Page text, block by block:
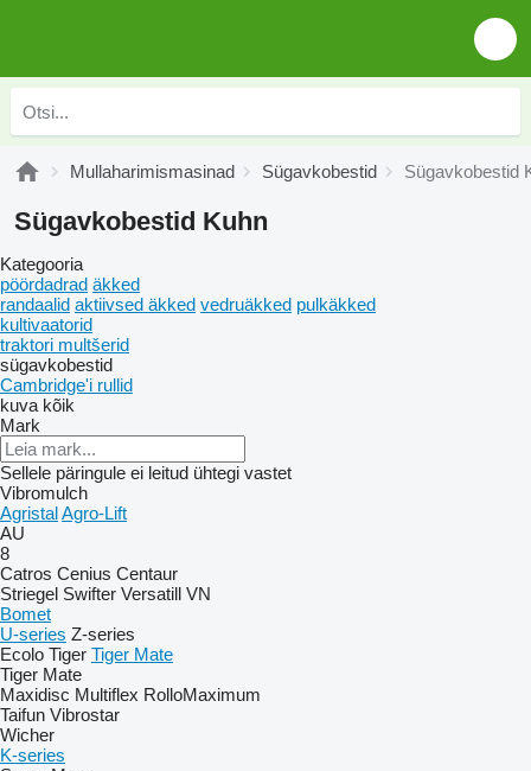
Mullaharimismasinad Sügavkobestid Sügavkobestid
Sügavkobestid Kuhn
Kategooria
pöördadrad äkked
randaalid aktiivsed äkked vedruäkked pulkäkked
kultivaatorid
traktori multšerid
sügavkobestid
Cambridge'i rullid
kuva kõik
Mark
Sellele päringule ei leitud ühtegi vastet
Vibromulch
AgristalAgro-Lift
AU
8
Catros Cenius Centaur
Striegel Swifter Versatill VN
Bomet
U-series Z-series
Ecolo Tiger Tiger Mate
Tiger Mate
Maxidisc Multiflex RolloMaximum
Taifun Vibrostar
Wicher
K-series